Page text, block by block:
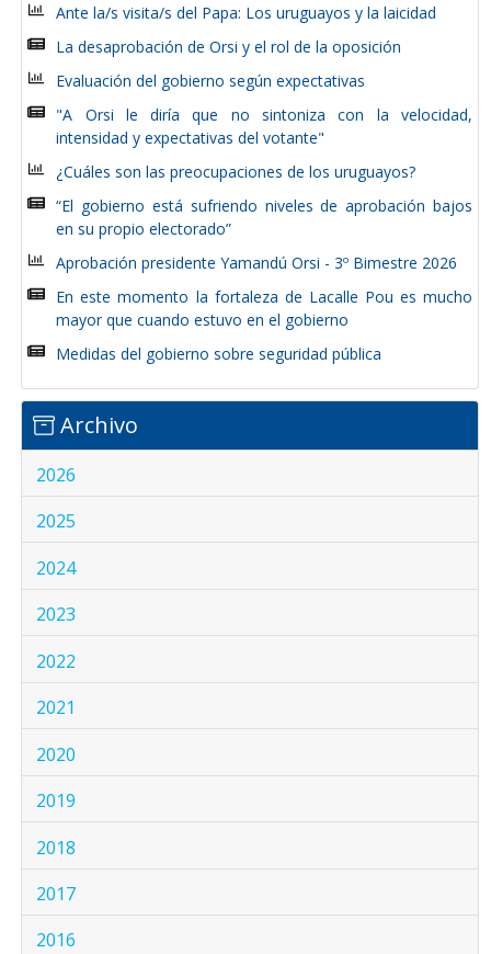
Ante la/s visita/s del Papa: Los uruguayos y la laicidad
La desaprobación de Orsi y el rol de la oposición
Evaluación del gobierno según expectativas
"A Orsi le diría que no sintoniza con la velocidad,
intensidad y expectativas del votante"
¿Cuáles son las preocupaciones de los uruguayos?
“El gobierno está sufriendo niveles de aprobación bajos
en su propio electorado”
Aprobación presidente Yamandú Orsi - 3º Bimestre 2026
En este momento la fortaleza de Lacalle Pou es mucho
mayor que cuando estuvo en el gobierno
Medidas del gobierno sobre seguridad pública
Archivo
2026
2025
2024
2023
2022
2021
2020
2019
2018
2017
2016